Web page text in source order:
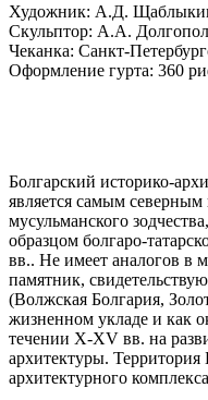
Художник: А.Д.
Скульптор: А.А.
Чеканка: Санкт-
Оформление гурта: 360
Болгарский историко-
является самым
мусульманского
образцом болгаро-
вв.. Не имеет аналогов в
памятник,
(Волжская Болгария,
жизненном укладе и как
течении X-XV вв. на
архитектуры. Территория
архитектурного